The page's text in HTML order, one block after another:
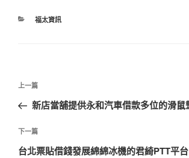
分
福太資訊
文
導
覽
上
一
文
章
上一篇
新店當舖提供永和汽車借款多位的滑鼠
下
一
下一篇
台北票貼借錢發展綿綿冰機的君綺PTT平